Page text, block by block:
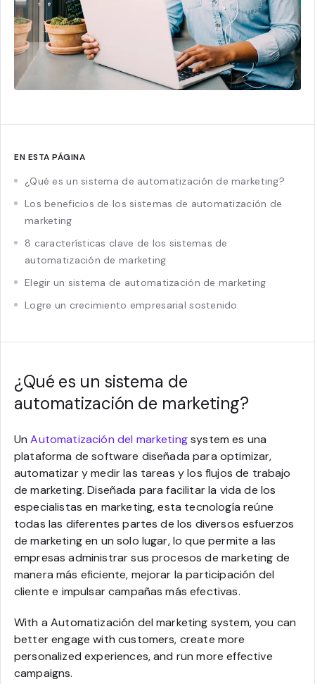
EN ESTA PÁGINA
¿Qué es un sistema de automatización de marketing?
Los beneficios de los sistemas de automatización de
marketing
8 características clave de los sistemas de
automatización de marketing
Elegir un sistema de automatización de marketing
Logre un crecimiento empresarial sostenido
¿Qué es un sistema de
automatización de marketing?
UnAutomatización del marketingsystem es una
plataforma de software diseñada para optimizar,
automatizar y medir las tareas y los flujos de trabajo
de marketing. Diseñada para facilitar la vida de los
especialistas en marketing, esta tecnología reúne
todas las diferentes partes de los diversos esfuerzos
de marketing en un solo lugar, lo que permite a las
empresas administrar sus procesos de marketing de
manera más eficiente, mejorar la participación del
cliente e impulsar campañas más efectivas.
With a Automatización del marketing system, you can
better engage with customers, create more
personalized experiences, and run more effective
campaigns.